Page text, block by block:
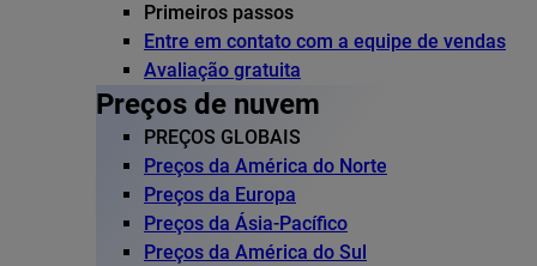
Primeiros passos
Entre em contato com a equipe de vendas
Avaliação gratuita
Preços de nuvem
PREÇOS GLOBAIS
Preços da América do Norte
Preços da Europa
Preços da Ásia-Pacífico
Preços da América do Sul